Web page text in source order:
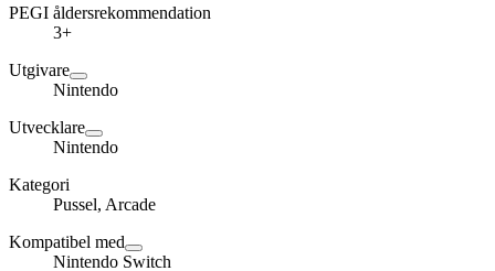
PEGI åldersrekommendation
3+
Utgivare
Nintendo
Utvecklare
Nintendo
Kategori
Pussel, Arcade
Kompatibel med
Nintendo Switch